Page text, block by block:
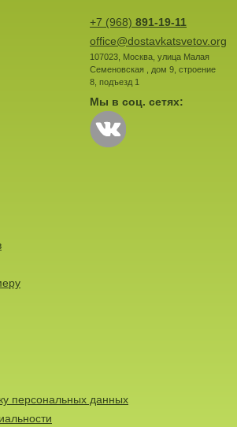
+7 (968) 891-19-11
office@dostavkatsvetov.org
107023, Москва, улица Малая
Семеновская , дом 9, строение
8, подъезд 1
Мы в соц. сетях:
персональных данных